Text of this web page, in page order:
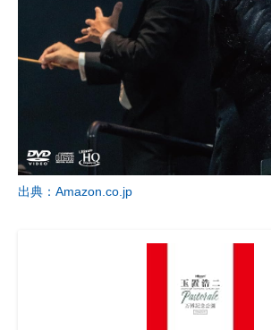
出典：Amazon.co.jp